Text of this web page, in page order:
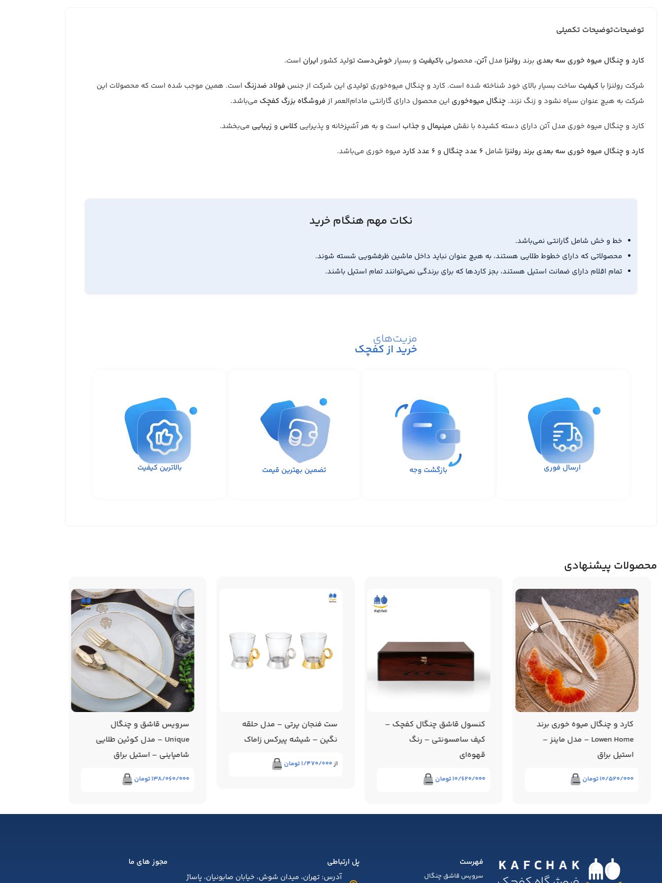
توضیحاتتوضیحات تکمیلی
کارد و چنگال میوه خوری سه بعدی برند رولنزا مدلآتن، محصولی باکیفیت و بسیار خوش‌دست تولید کشور ایران است.
شرکت رولنزا با کیفیت ساخت بسیار بالای خود شناخته شده است. کارد و چنگال میوه‌خوری تولیدی این شرکت از جنس فولاد ضدزنگ است. همین موجب شده است که محصولات این
شرکت به هیچ عنوان سیاه نشود و زنگ نزند. چنگال میوه‌خوری این محصول دارای گارانتی مادام‌العمر از فروشگاه بزرگ کفچک می‌باشد.
کارد و چنگال میوه خوری مدل آتن دارای دسته کشیده با نقش مینیمال و جذاب است و به هر آشپزخانه و پذیرایی کلاس و زیبایی می‌بخشد.
کارد و چنگال میوه خوری سه بعدی برند رولنزا شامل 6 عدد چنگال و 6 عدد کارد میوه خوری می‌باشد.
نکات مهم هنگام خرید
خط و خش شامل گارانتی نمی‌باشد.
محصولاتی که دارای خطوط طلایی هستند، به هیچ عنوان نباید داخل ماشین ظرفشویی شسته شوند.
تمام اقلام دارای ضمانت استیل هستند، بجز کاردها که برای برندگی نمی‌توانند تمام استیل باشند.
مزیت‌های
خرید از کفچک
ارسال فوری بازگشت وجه تضمین بهترین قیمت بالاترین کیفیت
محصولات پیشنهادی
کارد و چنگال میوه خوری برند
Lowen Home – مدل ماینز –
استیل براق
۱۰/۵۲۰/۰۰۰ تومان
کنسول قاشق چنگال کفچک –
کیف سامسونتی – رنگ
قهوه‌ای
۱۰/۶۲۰/۰۰۰تومان
ست فنجان پرتی – مدل حلقه
نگین – شیشه پیرکس زاماک
از۱/۴۷۰/۰۰۰ تومان
سرویس قاشق و چنگال
Unique – مدل کوئین طلایی
شامپاینی – استیل براق
۱۳۸/۰۶۰/۰۰۰تومان
فهرست
سرویس قاشق چنگال
پل ارتباطی
آدرس: تهران، میدان شوش، خیابان صابونیان، پاساژ
مجوز های ما